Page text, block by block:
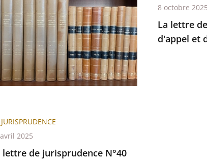
La lettre
d'appel et
8 octobre 2025
lettre de jurisprudence N°40
JURISPRUDENCE
2025